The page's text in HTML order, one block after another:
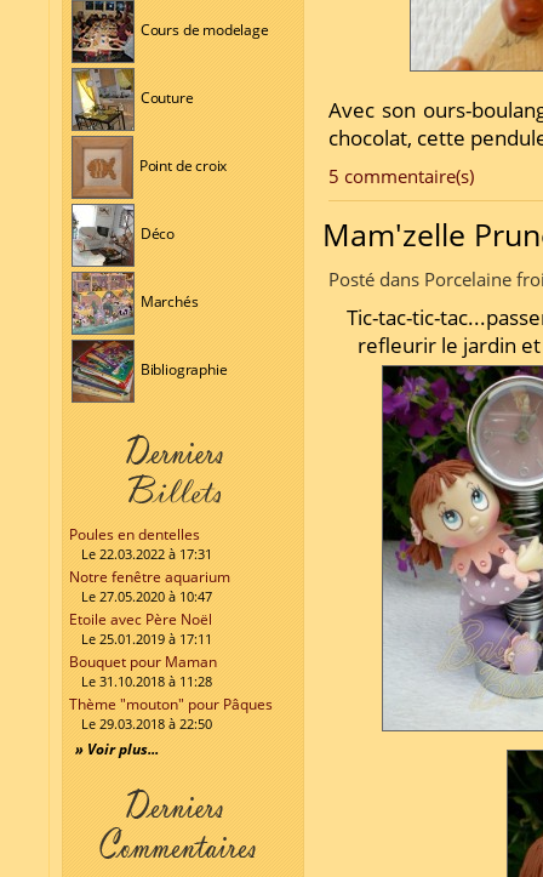
Cours de modelage
Couture
Point de croix
Déco
Marchés
Bibliographie
Poules en dentelles
Le 22.03.2022 à 17:31
Notre fenêtre aquarium
Le 27.05.2020 à 10:47
Etoile avec Père Noël
Le 25.01.2019 à 17:11
Bouquet pour Maman
Le 31.10.2018 à 11:28
Thème "mouton" pour Pâques
Le 29.03.2018 à 22:50
» Voir plus...
Avec son ours-
chocolat, cette
5 commentaire(s)
Mam'zelle
Posté dans Porcelaine
Tic-tac-tic-
refleurir le jardin